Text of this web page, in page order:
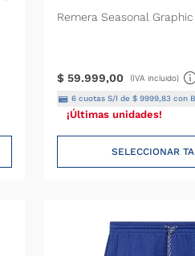
Remera Seasonal
$ 59.999,00 (IVA incluido)
6cuotas S/I de $ 9999,83con
¡Últimas unidades!
SELECCIONAR